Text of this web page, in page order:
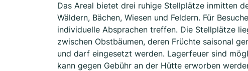
Das Areal bietet drei ruhige Stellplätze inmitten
Wäldern, Bächen, Wiesen und Feldern. Für
individuelle Absprachen treffen. Die Stellplätze
zwischen Obstbäumen, deren Früchte saisonal
und darf eingesetzt werden. Lagerfeuer sind
kann gegen Gebühr an der Hütte erworben